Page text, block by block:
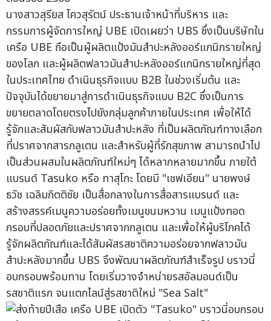
นางสาวสุรียส โควสุรัตน์ ประธานเจ้าหน้าที่บริหาร และ
กรรมการผู้จัดการใหญ่ UBE เปิดเผยว่า UBS ซึ่งเป็นบริษัทใน
เครือ UBE ถือเป็นผู้ผลิตแป้งมันสำปะหลังออร์แกนิกรายใหญ่
ของโลก และผู้ผลิตฟลาวมันสำปะหลังออร์แกนิกรายใหญ่ที่สุด
ในประเทศไทย ดำเนินธุรกิจแบบ B2B ในช่วงเริ่มต้น และ
ปัจจุบันได้ขยายมาสู่การดำเนินธุรกิจแบบ B2C ซึ่งเป็นการ
ขยายตลาดโดยตรงไปยังกลุ่มลูกค้าภายในประเทศ เพื่อให้ได้
รู้จักและสัมผัสกับฟลาวมันสำปะหลัง ที่เป็นผลิตภัณฑ์ทางเลือก
ที่ปราศจากสารกลูเตน และสำหรับผู้ที่รักสุขภาพ สามารถนำไป
เป็นส่วนผสมในผลิตภัณฑ์ใหม่ๆ ได้หลากหลายมากขึ้น ภายใต้
แบรนด์ Tasuko หรือ ทาสุโกะ โดยมี "เชฟเอียน" นายพงษ์
ธวัช เฉลิมกิตติชัย เป็นสื่อกลางในการสื่อสารแบรนด์ และ
สร้างสรรค์เมนูความอร่อยทั้งเมนูขนมหวาน เมนูแป้งทอด
กรอบที่ปลอดภัยและปราศจากกลูเตน และเพื่อให้ผู้บริโภคได้
รู้จักผลิตภัณฑ์และได้สัมผัสรสชาติความอร่อยจากฟลาวมัน
สำปะหลังมากขึ้น UBS จึงพัฒนาผลิตภัณฑ์สำเร็จรูป บราวนี่
อบกรอบพร้อมทาน โดยเริ่มวางจำหน่ายรสอัลมอนด์เป็น
รสชาติแรก จนแตกไลน์สู่รสชาติใหม่ "Sea Salt"